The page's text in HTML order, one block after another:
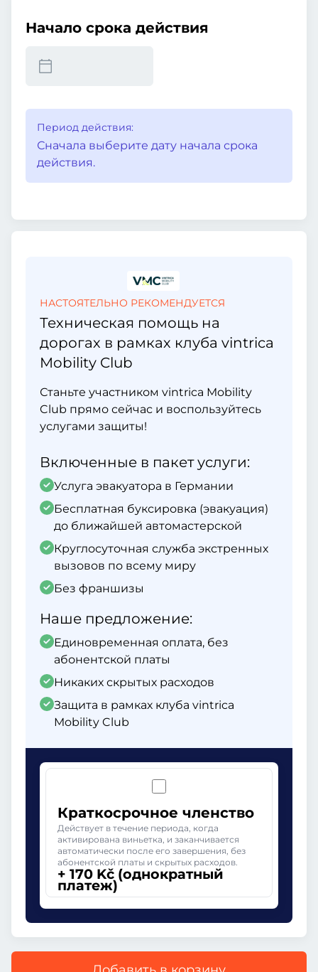
Начало срока действия
Период действия:
Сначала выберите дату начала срока
действия.
НАСТОЯТЕЛЬНО РЕКОМЕНДУЕТСЯ
Техническая помощь на
дорогах в рамках клуба vintrica
Mobility Club
Станьте участником vintrica Mobility
Club прямо сейчас и воспользуйтесь
услугами защиты!
Включенные в пакет услуги:
Услуга эвакуатора в Германии
Бесплатная буксировка (эвакуация)
до ближайшей автомастерской
Круглосуточная служба экстренных
вызовов по всему миру
Без франшизы
Наше предложение:
Единовременная оплата, без
абонентской платы
Никаких скрытых расходов
Защита в рамках клуба vintrica
Mobility Club
Краткосрочное членство
Действует в течение периода, когда
активирована виньетка, и заканчивается
автоматически после его завершения, без
абонентской платы и скрытых расходов.
+ 170 Kč (однократный
платеж)